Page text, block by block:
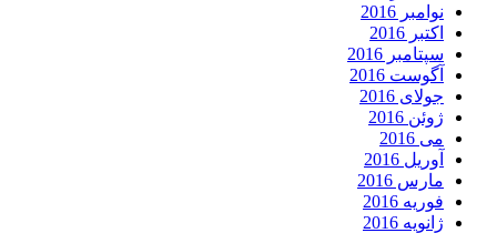
نوامبر 2016
اکتبر 2016
سپتامبر 2016
آگوست 2016
جولای 2016
ژوئن 2016
می 2016
آوریل 2016
مارس 2016
فوریه 2016
ژانویه 2016